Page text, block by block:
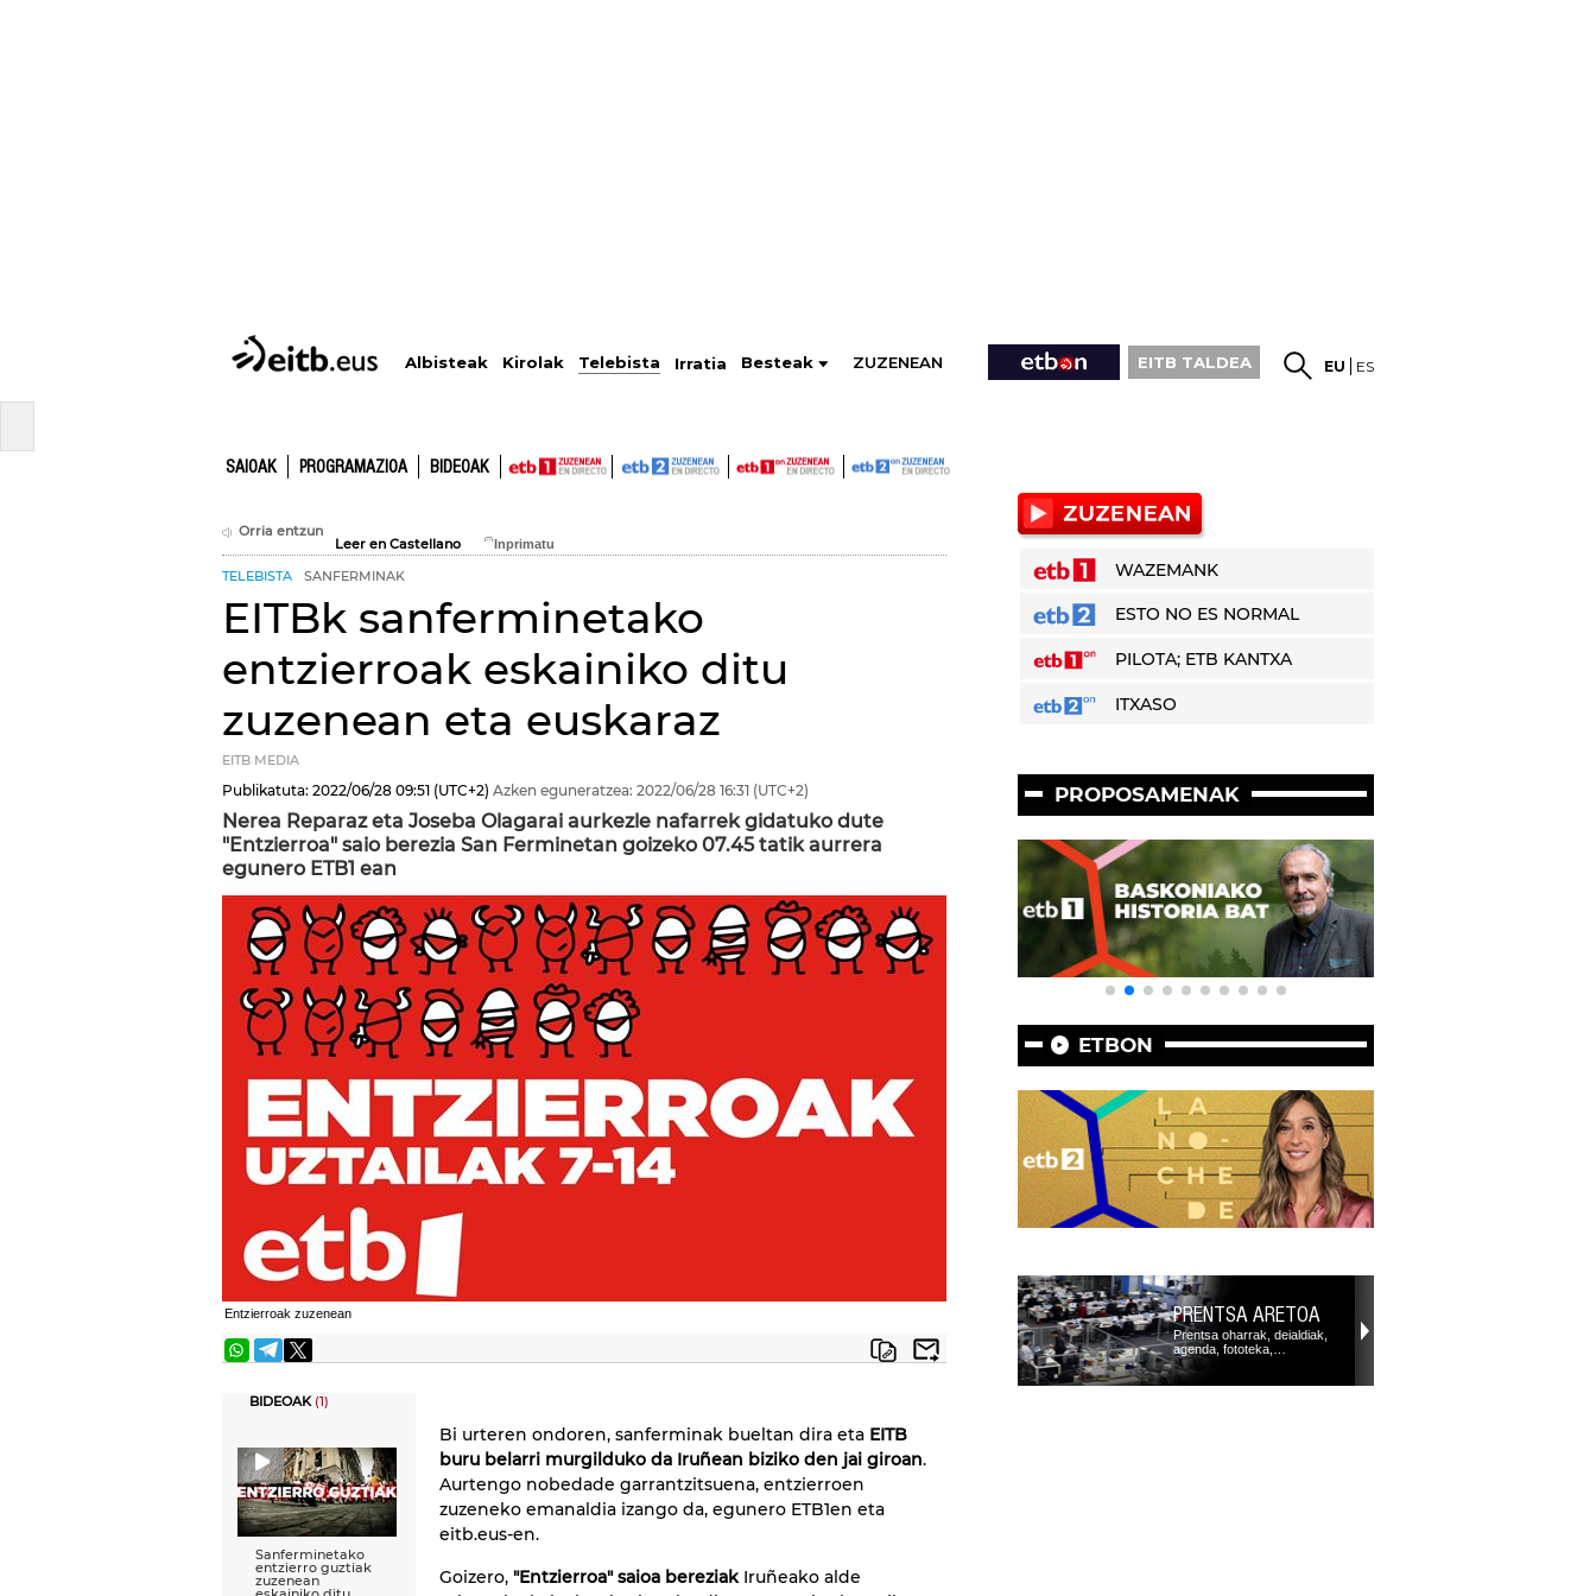
Albisteak Kirolak Telebista Irratia Besteak ZUZENEAN EITB TALDEA EU ES
SAIOAK PROGRAMAZIOA BIDEOAK
Orria entzun
Leer en Castellano
TELEBISTA SANFERMINAK
EITBk sanferminetako
entzierroak eskainiko ditu
zuzenean eta euskaraz
EITB MEDIA
Publikatuta: 2022/06/28 09:51 (UTC+2) Azken eguneratzea: 2022/06/28 16:31 (UTC+2)
Nerea Reparaz eta Joseba Olagarai aurkezle nafarrek gidatuko dute
"Entzierroa" saio berezia San Ferminetan goizeko 07.45 tatik aurrera
egunero ETB1 ean
Entzierroak zuzenean
BIDEOAK(1)
Sanferminetako
entzierro guztiak
zuzenean
Bi urteren ondoren, sanferminak bueltan dira eta EITB
buru belarri murgilduko da Iruñean biziko den jai giroan.
Aurtengo nobedade garrantzitsuena, entzierroen
zuzeneko emanaldia izango da, egunero ETB1en eta
eitb.eus-en.
Goizero, "Entzierroa" saioa bereziakIruñeako alde
WAZEMANK
ESTO NO ES NORMAL
PILOTA; ETB KANTXA
ITXASO
PROPOSAMENAK
ETBON
PRENTSA ARETOA
Prentsa oharrak, deialdiak,
agenda, fototeka,…